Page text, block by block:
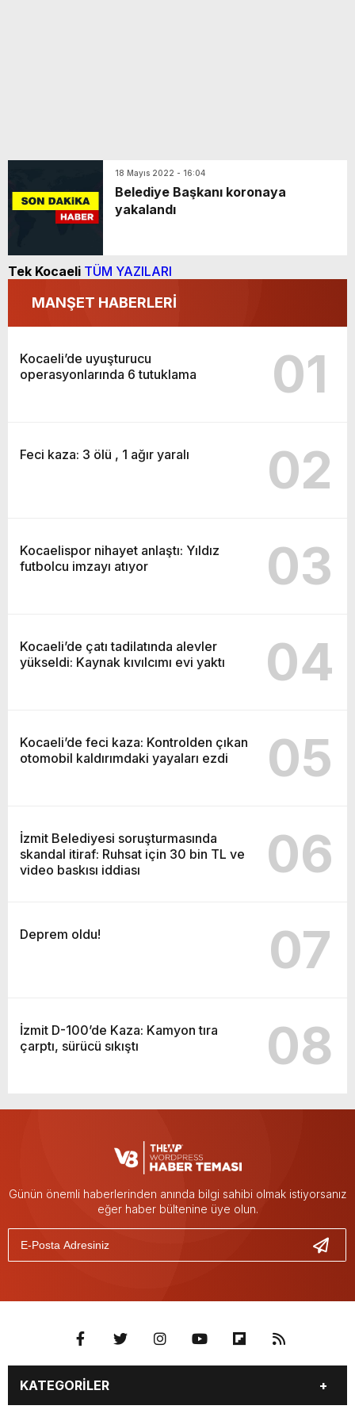
18 Mayıs 2022 - 16:04
Belediye Başkanı koronaya
yakalandı
Tek Kocaeli TÜM YAZILARI
MANŞET HABERLERİ
Kocaeli’de uyuşturucu
operasyonlarında 6 tutuklama
01
Feci kaza: 3 ölü , 1 ağır yaralı 02
Kocaelispor nihayet anlaştı: Yıldız
futbolcu imzayı atıyor
03
Kocaeli’de çatı tadilatında alevler
yükseldi: Kaynak kıvılcımı evi yaktı
04
Kocaeli’de feci kaza: Kontrolden çıkan
otomobil kaldırımdaki yayaları ezdi
05
İzmit Belediyesi soruşturmasında
skandal itiraf: Ruhsat için 30 bin TL ve
video baskısı iddiası
06
Deprem oldu! 07
İzmit D-100’de Kaza: Kamyon tıra
çarptı, sürücü sıkıştı
08
Günün önemli haberlerinden anında bilgi sahibi olmak istiyorsanız
eğer haber bültenine üye olun.
KATEGORİLER